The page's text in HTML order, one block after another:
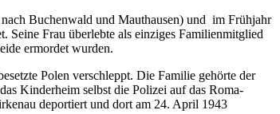
Buchenwald und Mauthausen) und im Frühjahr
Seine Frau überlebte als einziges Familienmitglied
ermordet wurden.
Polen verschleppt. Die Familie gehörte der
Kinderheim selbst die Polizei auf das Roma-
deportiert und dort am 24. April 1943